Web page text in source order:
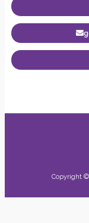
Copyright ©